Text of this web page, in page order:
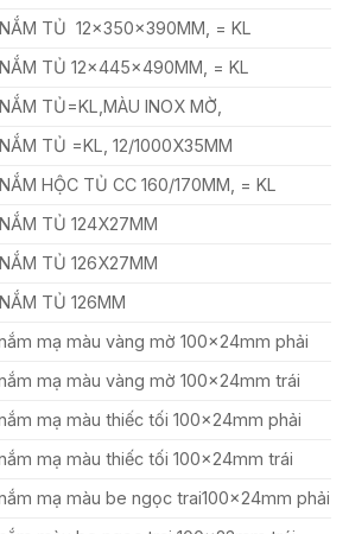
NẮM TỦ 12x350x390MM, = KL
TỦ 12x445x490MM, = KL
TỦ=KL,MÀU INOX MỜ,
TỦ =KL, 12/1000X35MM
HỘC TỦ CC 160/170MM, = KL
TỦ 124X27MM
TỦ 126X27MM
TỦ 126MM
mạ màu vàng mờ 100x24mm phải
mạ màu vàng mờ 100x24mm trái
mạ màu thiếc tối 100x24mm phải
mạ màu thiếc tối 100x24mm trái
mạ màu be ngọc trai100x24mm phải